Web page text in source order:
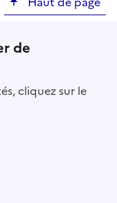
de
cliquez sur le